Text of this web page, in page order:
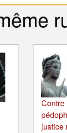
Contre
justice